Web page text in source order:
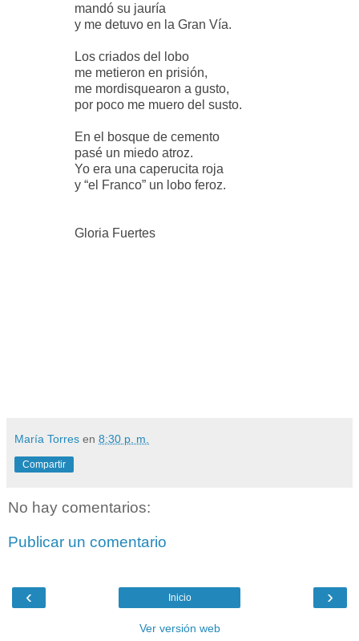
mandó su jauría
y me detuvo en la Gran Vía.
Los criados del lobo
me metieron en prisión,
me mordisquearon a gusto,
por poco me muero del susto.
En el bosque de cemento
pasé un miedo atroz.
Yo era una caperucita roja
y “el Franco” un lobo feroz.
Gloria Fuertes
María Torres en 8:30 p. m.
Compartir
No hay comentarios:
Publicar un comentario
‹ ›
Inicio
Ver versión web